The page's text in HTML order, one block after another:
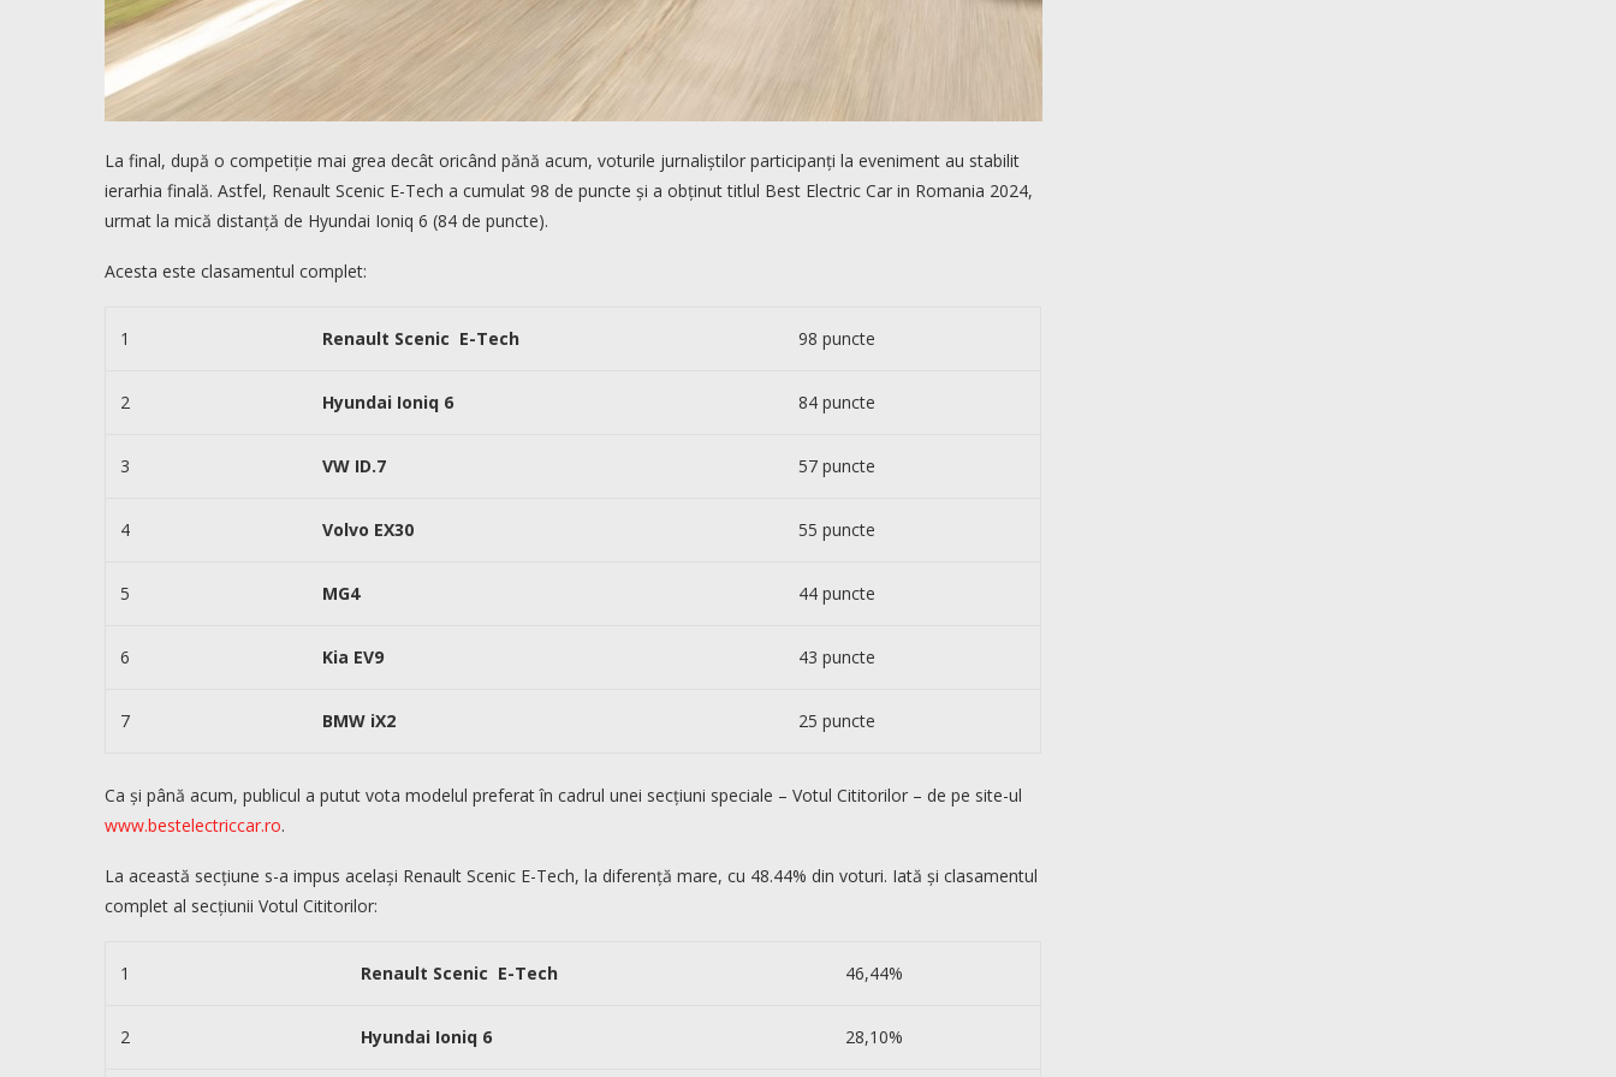
La final, după o competiție mai grea decât oricând pănă acum, voturile jurnaliștilor participanți la eveniment au stabilit
ierarhia finală. Astfel, Renault Scenic E-Tech a cumulat 98 de puncte și a obținut titlul Best Electric Car in Romania 2024,
urmat la mică distanță de Hyundai Ioniq 6 (84 de puncte).
Acesta este clasamentul complet:
1 Renault Scenic E-Tech 98 puncte
2 Hyundai Ioniq 6 84 puncte
3 VW ID.7 57 puncte
4 Volvo EX30 55 puncte
5 MG4 44 puncte
6 Kia EV9 43 puncte
7 BMW iX2 25 puncte
Ca și până acum, publicul a putut vota modelul preferat în cadrul unei secțiuni speciale – Votul Cititorilor – de pe site-ul
www.bestelectriccar.ro.
La această secțiune s-a impus același Renault Scenic E-Tech, la diferență mare, cu 48.44% din voturi. Iată și clasamentul
complet al secțiunii Votul Cititorilor:
1 Renault Scenic E-Tech 46,44%
2 Hyundai Ioniq 6 28,10%